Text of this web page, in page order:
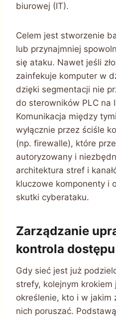
biurowej (IT).
Celem jest stworzenie
lub przynajmniej
się ataku. Nawet jeśli
zainfekuje komputer w
dzięki segmentacji nie
do sterowników PLC na
Komunikacja między
wyłącznie przez ściśle
(np. firewalle), które
autoryzowany i
architektura stref i
kluczowe komponenty i
skutki cyberataku.
Zarządzanie
kontrola dostępu
Gdy sieć jest już
strefy, kolejnym krokiem
określenie, kto i w jakim
nich poruszać.